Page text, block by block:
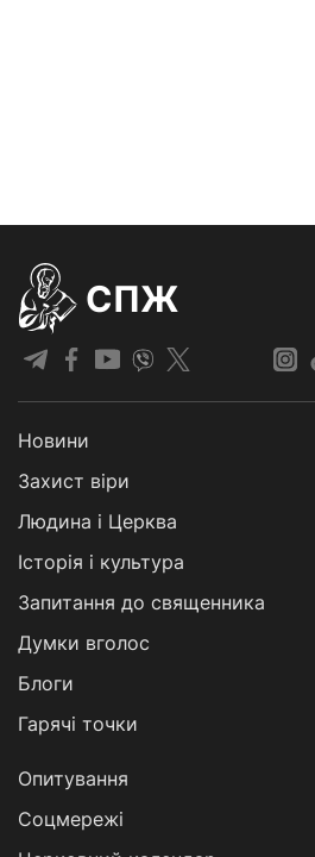
СПЖ
Новини
Захист віри
Людина і Церква
Історія і культура
Запитання до священника
Думки вголос
Блоги
Гарячі точки
Опитування
Соцмережі